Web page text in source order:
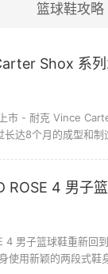
篮球鞋攻略
Shox 系
市 - 耐克 Vince
长达8个月的成型和
ROSE 4 男子
4 男子篮球鞋重新
使用新颖的两段式鞋